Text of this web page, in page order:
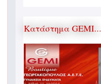
Κατάστημα GEMI...